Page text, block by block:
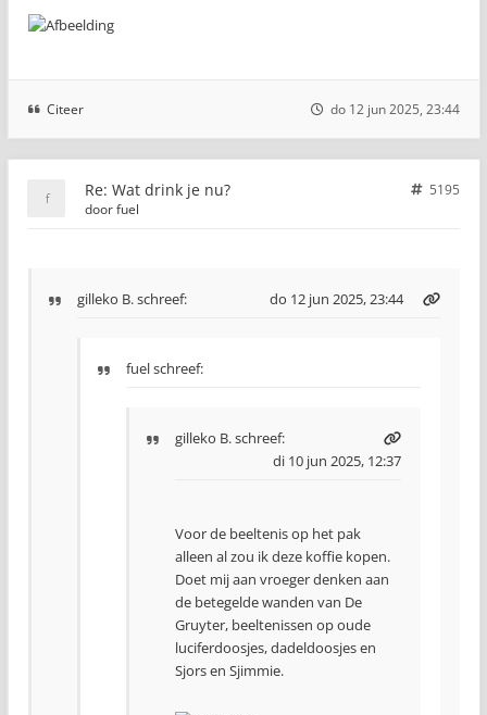
Citeer do 12 jun 2025, 23:44
Re: Wat drink je nu?
5195
doorfuel
gilleko B.schreef: do 12 jun 2025, 23:44
fuel schreef:
gilleko B.schreef:
di 10 jun 2025, 12:37
Voor de beeltenis op het pak
alleen al zou ik deze koffie kopen.
Doet mij aan vroeger denken aan
de betegelde wanden van De
Gruyter, beeltenissen op oude
luciferdoosjes, dadeldoosjes en
Sjors en Sjimmie.